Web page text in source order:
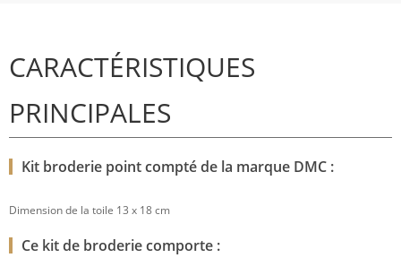
CARACTÉRISTIQUES
PRINCIPALES
Kit broderie point compté de la marque DMC :
Dimension de la toile 13 x 18 cm
Ce kit de broderie comporte :